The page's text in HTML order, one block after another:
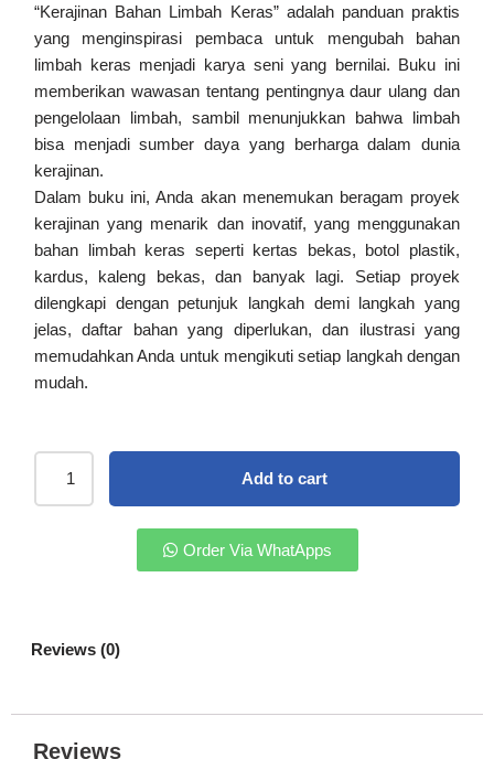
“Kerajinan Bahan Limbah Keras” adalah panduan praktis
yang menginspirasi pembaca untuk mengubah bahan
limbah keras menjadi karya seni yang bernilai. Buku ini
memberikan wawasan tentang pentingnya daur ulang dan
pengelolaan limbah, sambil menunjukkan bahwa limbah
bisa menjadi sumber daya yang berharga dalam dunia
kerajinan.
Dalam buku ini, Anda akan menemukan beragam proyek
kerajinan yang menarik dan inovatif, yang menggunakan
bahan limbah keras seperti kertas bekas, botol plastik,
kardus, kaleng bekas, dan banyak lagi. Setiap proyek
dilengkapi dengan petunjuk langkah demi langkah yang
jelas, daftar bahan yang diperlukan, dan ilustrasi yang
memudahkan Anda untuk mengikuti setiap langkah dengan
mudah.
Add to cart
Order Via WhatApps
Reviews (0)
Reviews